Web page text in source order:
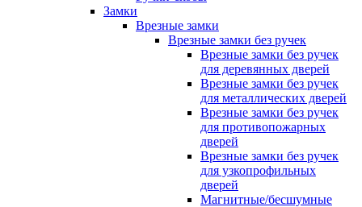
Замки
Врезные замки
Врезные замки без ручек
Врезные замки без ручек
для деревянных дверей
Врезные замки без ручек
для металлических дверей
Врезные замки без ручек
для противопожарных
дверей
Врезные замки без ручек
для узкопрофильных
дверей
Магнитные/бесшумные